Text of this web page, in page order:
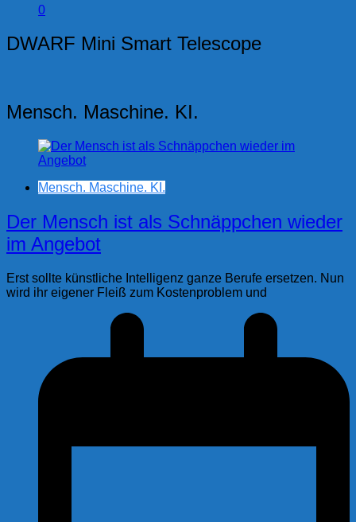
0
DWARF Mini Smart Telescope
Mensch. Maschine. KI.
Mensch. Maschine. KI.
Der Mensch ist als Schnäppchen wieder
im Angebot
Erst sollte künstliche Intelligenz ganze Berufe ersetzen. Nun
wird ihr eigener Fleiß zum Kostenproblem und